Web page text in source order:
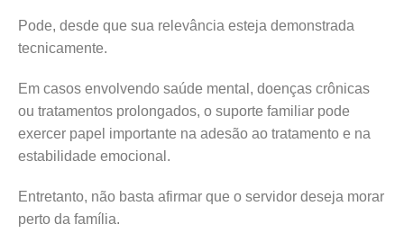
Pode, desde que sua relevância esteja demonstrada
tecnicamente.
Em casos envolvendo saúde mental, doenças crônicas
ou tratamentos prolongados, o suporte familiar pode
exercer papel importante na adesão ao tratamento e na
estabilidade emocional.
Entretanto, não basta afirmar que o servidor deseja morar
perto da família.